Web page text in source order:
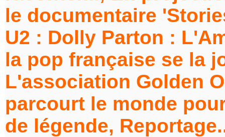
le documentaire
U2 : Dolly Parton :
la pop française se la
L'association Golden
parcourt le monde
de légende,